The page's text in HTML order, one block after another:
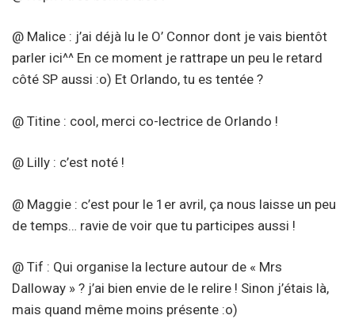
@ Malice : j’ai déjà lu le O’ Connor dont je vais bientôt
parler ici^^ En ce moment je rattrape un peu le retard
côté SP aussi :o) Et Orlando, tu es tentée ?
@ Titine : cool, merci co-lectrice de Orlando !
@ Lilly : c’est noté !
@ Maggie : c’est pour le 1er avril, ça nous laisse un peu
de temps… ravie de voir que tu participes aussi !
@ Tif : Qui organise la lecture autour de « Mrs
Dalloway » ? j’ai bien envie de le relire ! Sinon j’étais là,
mais quand même moins présente :o)